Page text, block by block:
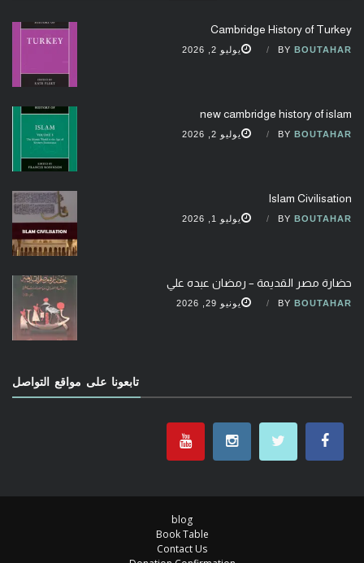
Cambridge History of Turkey
BY BOUTAHAR يوليو 2, 2026
new cambridge history of islam
BY BOUTAHAR يوليو 2, 2026
Islam Civilisation
BY BOUTAHAR يوليو 1, 2026
حضارة مصر القديمة – رمضان عبده علي
BY BOUTAHAR يونيو 29, 2026
تابعونا على مواقع التواصل
blog
Book Table
Contact Us